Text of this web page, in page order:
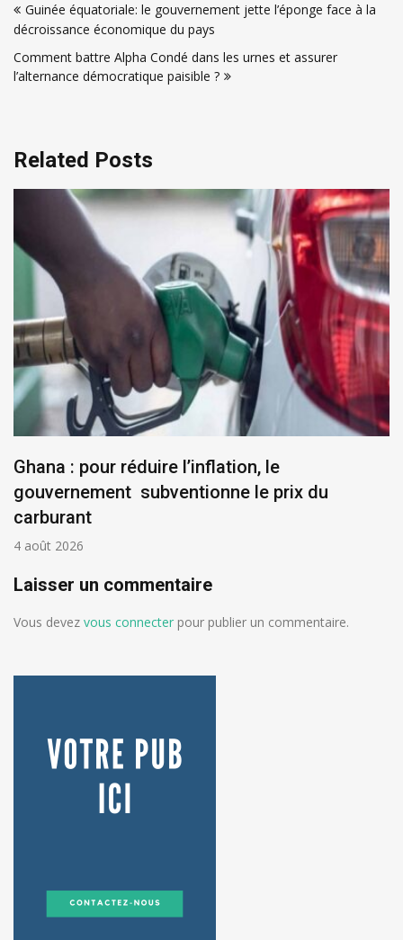
de
l’article
Guinée équatoriale: le gouvernement jette l’éponge face à la
décroissance économique du pays
Comment battre Alpha Condé dans les urnes et assurer
l’alternance démocratique paisible ?
Related Posts
Ghana : pour réduire l’inflation, le
gouvernement subventionne le prix du
carburant
4 août 2026
Laisser un commentaire
Vous devez vous connecter pour publier un commentaire.